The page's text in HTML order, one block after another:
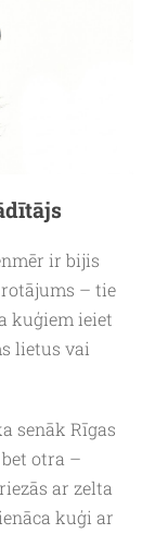
ir bijis
– tie
kuģiem ieiet
lietus vai
senāk Rīgas
otra –
ar zelta
kuģi ar